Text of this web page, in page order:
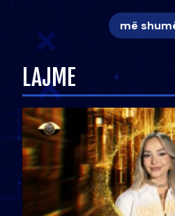
më
LAJME